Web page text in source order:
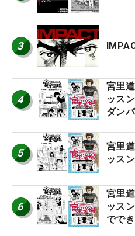
3
4
宮里
ッス
ダンパ
5
宮里
ッス
6
宮里
ッス
でで